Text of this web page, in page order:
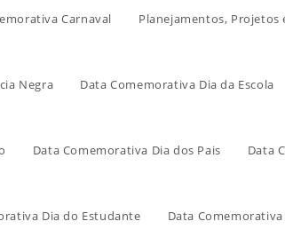
Carnaval Planejamentos, Projetos
Negra Data Comemorativa Dia da Escola
Data Comemorativa Dia dos Pais Data
Dia do Estudante Data